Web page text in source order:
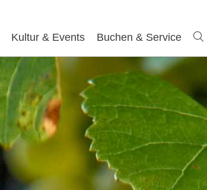
Kultur & Events Buchen & Service